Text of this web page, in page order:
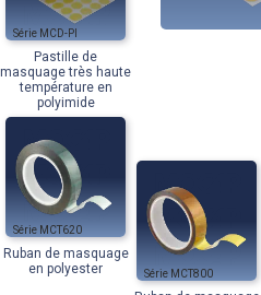
MCD-PI
Pastille de
masquage très haute
température en
polyimide
MCT620
Ruban de masquage
en polyester
MCT800